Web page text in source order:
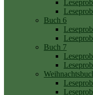
Buch 6
Buch 7